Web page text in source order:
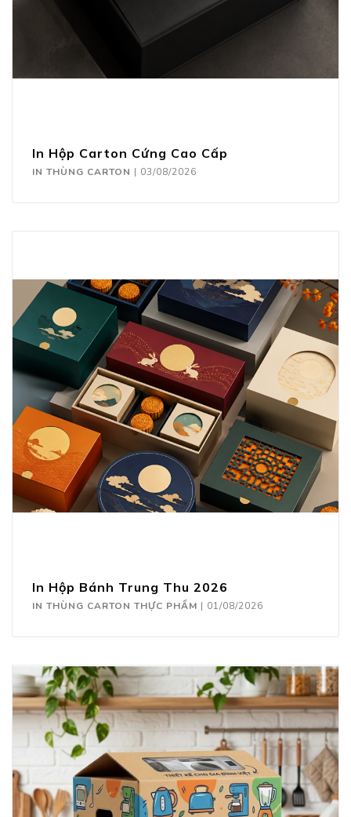
In Hộp Carton Cứng Cao Cấp
IN THÙNG CARTON | 03/08/2026
In Hộp Bánh Trung Thu 2026
IN THÙNG CARTON THỰC PHẨM | 01/08/2026